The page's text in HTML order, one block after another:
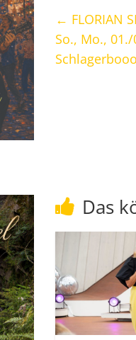
← FLORIAN
So., Mo.,
Das